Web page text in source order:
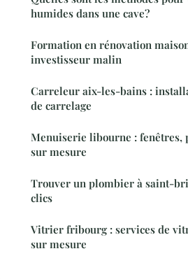
humides dans une cave?
Formation en rénovation
investisseur malin
Carreleur aix-les-bains :
de carrelage
Menuiserie libourne : fenêtres,
sur mesure
Trouver un plombier à saint-
clics
Vitrier fribourg : services de
sur mesure